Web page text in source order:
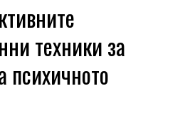
техники за